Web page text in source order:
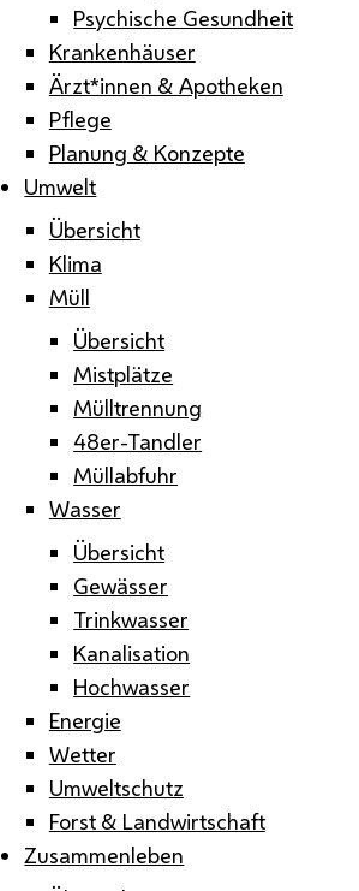
Psychische Gesundheit
Krankenhäuser
Ärzt*innen & Apotheken
Pflege
Planung & Konzepte
Umwelt
Übersicht
Klima
Müll
Übersicht
Mistplätze
Mülltrennung
48er-Tandler
Müllabfuhr
Wasser
Übersicht
Gewässer
Trinkwasser
Kanalisation
Hochwasser
Energie
Wetter
Umweltschutz
Forst & Landwirtschaft
Zusammenleben